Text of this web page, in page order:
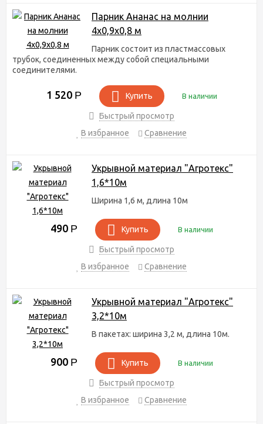
Парник Ананас на молнии
4х0,9х0,8 м
Парник состоит из пластмассовых
трубок, соединенных между собой специальными
соединителями.
1 520 Р Купить В наличии
Быстрый просмотр
В избранное
Сравнение
Укрывной материал "Агротекс"
1,6*10м
Ширина 1,6 м, длина 10м
490 Р Купить В наличии
Быстрый просмотр
В избранное
Сравнение
Укрывной материал "Агротекс"
3,2*10м
В пакетах: ширина 3,2 м, длина 10м.
900 Р Купить В наличии
Быстрый просмотр
В избранное
Сравнение